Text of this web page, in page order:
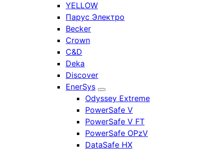
YELLOW
Парус Электро
Becker
Crown
C&D
Deka
Discover
EnerSys
Odyssey Extreme
PowerSafe V
PowerSafe V FT
PowerSafe OPzV
DataSafe HX